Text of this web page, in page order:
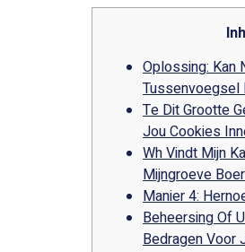
Oplossing: Kan
Tussenvoegsel
Te Dit Grootte
Jou Cookies
Wh Vindt Mijn
Mijngroeve
Manier 4:
Beheersing Of
Bedragen Voor